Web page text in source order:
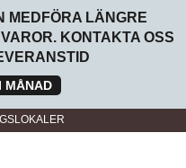
MEDFÖRA LÄNGRE
KONTAKTA OSS
MÅNAD
89